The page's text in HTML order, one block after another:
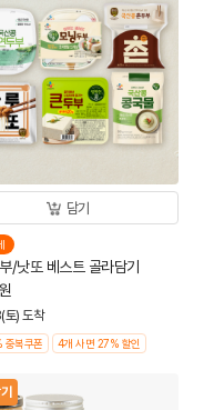
담기
/낫또 베스트 골라담기
) 도착
중복쿠폰 4개 사면 27% 할인